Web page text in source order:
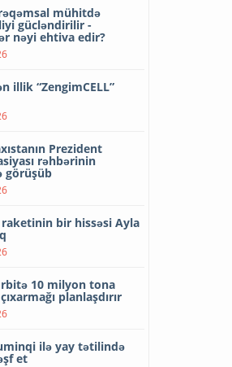
mühitdə
gücləndirilir -
nəyi ehtiva edir?
illik “ZengimCELL”
Prezident
rəhbərinin
görüşüb
bir hissəsi Ayla
10 milyon tona
planlaşdırır
ilə yay tətilində
et